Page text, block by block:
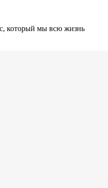
который мы всю жизнь